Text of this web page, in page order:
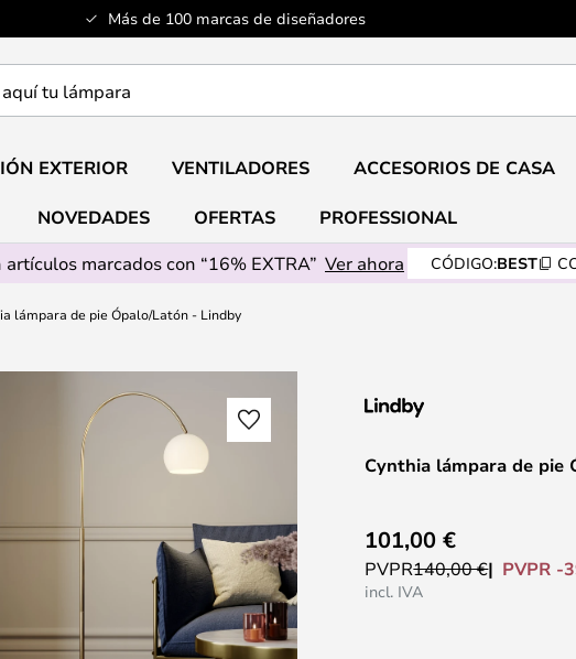
Más de 100 marcas de diseñadores
EXTERIOR VENTILADORES ACCESORIOS DE CASA
NOVEDADES OFERTAS
PROFESSIONAL
artículos marcados con “16% EXTRA” Ver ahora CÓDIGO:BEST
lámpara de pie Ópalo/Latón - Lindby
Cynthia lámpara de pie
101,00 €
PVPR140,00 € PVPR -
incl. IVA